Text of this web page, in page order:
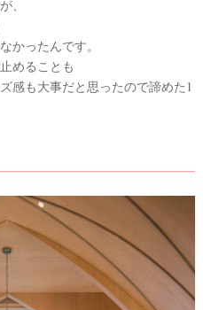
、
かったんです。
めることも
感も大事だと思ったので諦めた1